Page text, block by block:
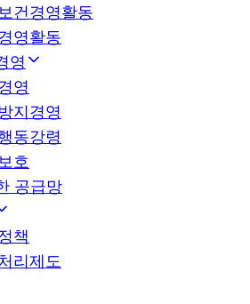
건경영활동
영활동
영
영
지경영
동강령
호
공급망
책
리제도